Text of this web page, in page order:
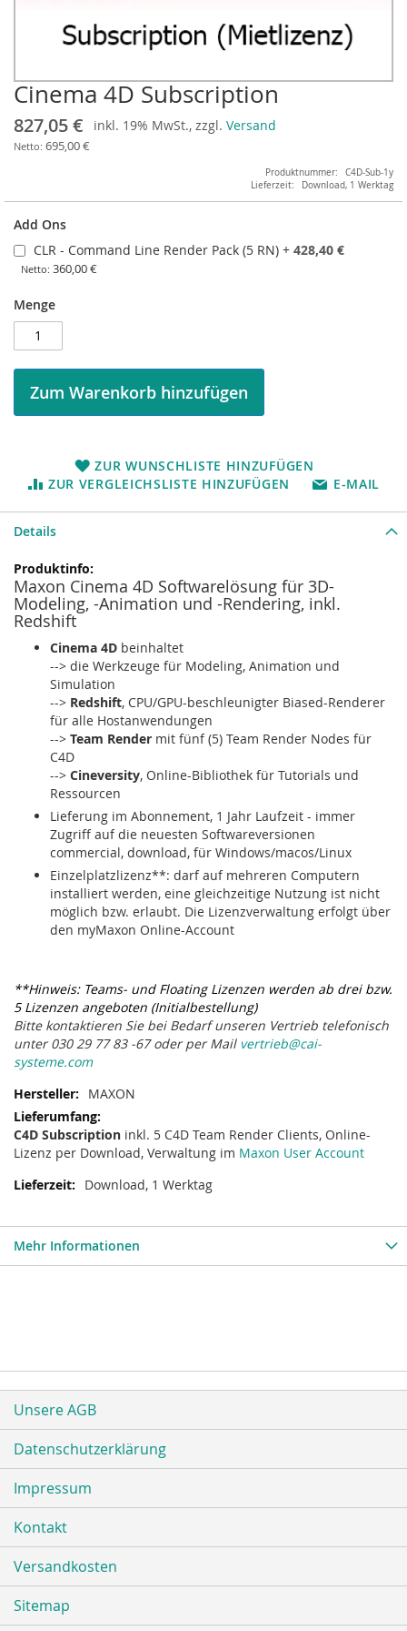
Zum
Anfang
der
Bildergalerie
Cinema 4D Subscription
827,05 €
695,00 €
inkl. 19% MwSt., zzgl. Versand
Produktnummer
C4D-Sub-1y
Lieferzeit
Download, 1 Werktag
Add Ons
CLR - Command Line Render Pack (5 RN) + 428,40 €
360,00 €
Menge
Zum Warenkorb hinzufügen
ZUR WUNSCHLISTE HINZUFÜGEN
ZUR VERGLEICHSLISTE HINZUFÜGEN
E-MAIL
Details
Mehr
Informationen
Maxon Cinema 4D Softwarelösung für 3D-
Modeling, -Animation und -Rendering, inkl.
Redshift
Cinema 4D beinhaltet
--> die Werkzeuge für Modeling, Animation und
Simulation
--> Redshift, CPU/GPU-beschleunigter Biased-Renderer
für alle Hostanwendungen
--> Team Render mit fünf (5) Team Render Nodes für
C4D
--> Cineversity, Online-Bibliothek für Tutorials und
Ressourcen
Lieferung im Abonnement, 1 Jahr Laufzeit - immer
Zugriff auf die neuesten Softwareversionen
commercial, download, für Windows/macos/Linux
Einzelplatzlizenz**: darf auf mehreren Computern
installiert werden, eine gleichzeitige Nutzung ist nicht
möglich bzw. erlaubt. Die Lizenzverwaltung erfolgt über
den myMaxon Online-Account
**Hinweis: Teams- und Floating Lizenzen werden ab drei bzw.
5 Lizenzen angeboten (Initialbestellung)
Bitte kontaktieren Sie bei Bedarf unseren Vertrieb telefonisch
unter 030 29 77 83 -67 oder per Mail vertrieb@cai-
systeme.com
MAXON
C4D Subscription inkl. 5 C4D Team Render Clients, Online-
Lizenz per Download, Verwaltung im Maxon User Account
Download, 1 Werktag
Mehr Informationen
Unsere AGB
Datenschutzerklärung
Impressum
Kontakt
Versandkosten
Sitemap